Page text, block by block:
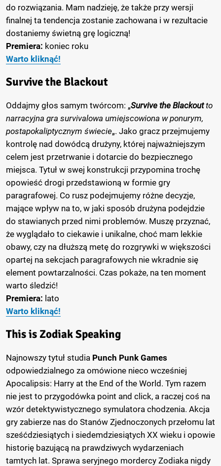
do rozwiązania. Mam nadzieję, że także przy wersji
finalnej ta tendencja zostanie zachowana i w rezultacie
dostaniemy świetną grę logiczną!
Premiera: koniec roku
Warto kliknąć!
Survive the Blackout
Oddajmy głos samym twórcom: „Survive the Blackoutto
narracyjna gra survivalowa umiejscowiona w ponurym,
postapokaliptycznym świecie„. Jako gracz przejmujemy
kontrolę nad dowódcą drużyny, której najważniejszym
celem jest przetrwanie i dotarcie do bezpiecznego
miejsca. Tytuł w swej konstrukcji przypomina trochę
opowieść drogi przedstawioną w formie gry
paragrafowej. Co rusz podejmujemy różne decyzje,
mające wpływ na to, w jaki sposób drużyna podejdzie
do stawianych przed nimi problemów. Muszę przyznać,
że wyglądało to ciekawie i unikalne, choć mam lekkie
obawy, czy na dłuższą metę do rozgrywki w większości
opartej na sekcjach paragrafowych nie wkradnie się
element powtarzalności. Czas pokaże, na ten moment
warto śledzić!
Premiera: lato
Warto kliknąć!
This is Zodiak Speaking
Najnowszy tytuł studia Punch Punk Games
odpowiedzialnego za omówione nieco wcześniej
Apocalipsis: Harry at the End of the World. Tym razem
nie jest to przygodówka point and click, a raczej coś na
wzór detektywistycznego symulatora chodzenia. Akcja
gry zabierze nas do Stanów Zjednoczonych przełomu lat
sześćdziesiątych i siedemdziesiątych XX wieku i opowie
historię bazującą na prawdziwych wydarzeniach
tamtych lat. Sprawa seryjnego mordercy Zodiaka nigdy